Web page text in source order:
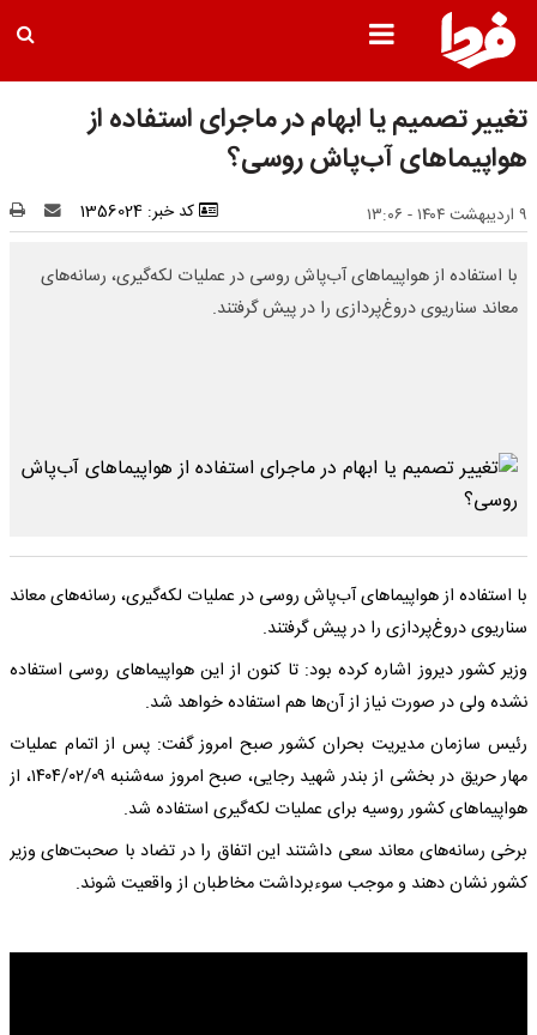
تغییر تصمیم یا ابهام در ماجرای استفاده از
هواپیماهای آب‌پاش روسی؟
۹ اردیبهشت ۱۴۰۴ - ۱۳:۰۶ کد خبر: 1356024
با استفاده از هواپیماهای آب‌پاش روسی در عملیات لکه‌گیری، رسانه‌های
معاند سناریوی دروغ‌پردازی را در پیش گرفتند.
با استفاده از هواپیماهای آب‌پاش روسی در عملیات لکه‌گیری، رسانه‌های معاند
سناریوی دروغ‌پردازی را در پیش گرفتند.
وزیر کشور دیروز اشاره کرده بود: تا کنون از این هواپیماهای روسی استفاده
نشده ولی در صورت نیاز از آن‌ها هم استفاده خواهد شد.
رئیس سازمان مدیریت بحران کشور صبح امروز گفت: پس از اتمام عملیات
مهار حریق در بخشی از بندر شهید رجایی، صبح امروز سه‌شنبه ۱۴۰۴/۰۲/۰۹، از
هواپیماهای کشور روسیه برای عملیات لکه‌گیری استفاده شد.
برخی رسانه‌های معاند سعی داشتند این اتفاق را در تضاد با صحبت‌های وزیر
کشور نشان دهند و موجب سوءبرداشت مخاطبان از واقعیت شوند.